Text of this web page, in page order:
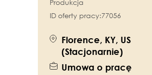
Produkcja
ID oferty pracy:77056
Florence, KY, US
(Stacjonarnie)
Umowa o pracę